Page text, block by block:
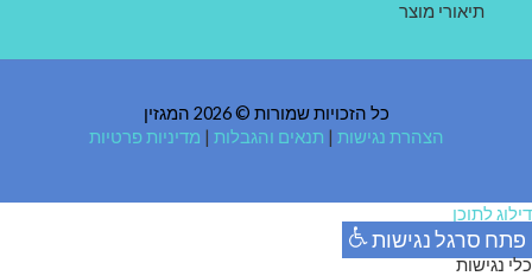
תיאורי מוצר
כל הזכויות שמורות © 2026 המגזין
הצהרת נגישות | תנאים והגבלות | מדיניות פרטיות
דילוג לתוכן
פתח סרגל נגישות
כלי נגישות